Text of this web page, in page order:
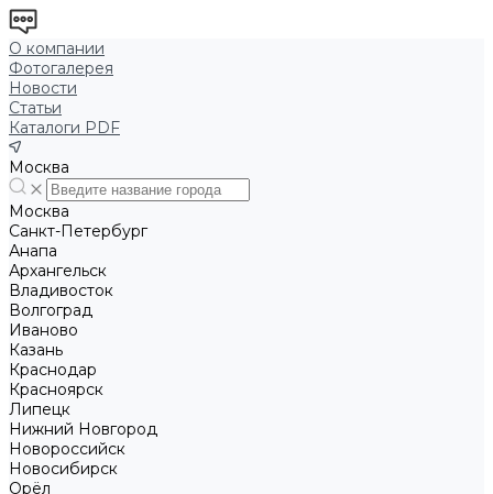
О компании
Фотогалерея
Новости
Статьи
Каталоги PDF
Москва
Москва
Санкт-Петербург
Анапа
Архангельск
Владивосток
Волгоград
Иваново
Казань
Краснодар
Красноярск
Липецк
Нижний Новгород
Новороссийск
Новосибирск
Орёл